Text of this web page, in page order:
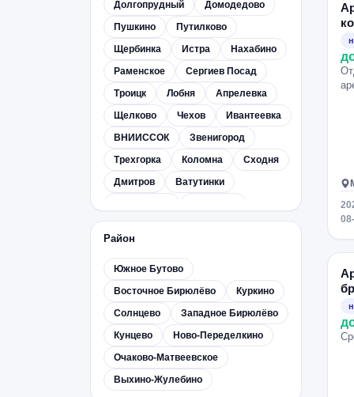
Долгопрудный
Домодедово
Пушкино
Путилково
Щербинка
Истра
Нахабино
Раменское
Сергиев Посад
Троицк
Лобня
Апрелевка
Щелково
Чехов
Ивантеевка
ВНИИССОК
Звенигород
Трехгорка
Коломна
Сходня
Дмитров
Ватутинки
Дзержинский
Ногинск
Дедовск
Селятино
Электросталь
Солнечногорск
Ступино
Фрязино
Андреевка
Голицыно
Кокошкино
Дубна
Павловская слобода
Район
Южное Бутово
Восточное Бирюлёво
Куркино
Солнцево
Западное Бирюлёво
Кунцево
Ново-Переделкино
Очаково-Матвеевское
Выхино-Жулебино